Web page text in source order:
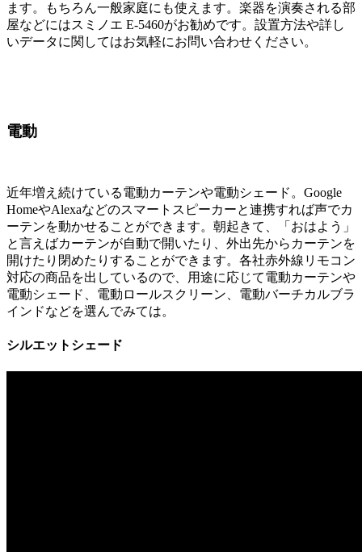
ます。もちろん一般家庭にも使えます。楽器を演奏される部
屋などにはスミノエ E-5460がお勧めです。設置方法や詳し
いデータに関してはお気軽にお問い合わせください。
電動
近年増え続けている電動カーテンや電動シェード。Google
HomeやAlexaなどのスマートスピーカーと連携すれば声でカ
ーテンを動かせることができます。朝起きて、「おはよう」
と言えばカーテンが自動で開いたり、外出先からカーテンを
開けたり閉めたりすることができます。各社赤外線リモコン
対応の商品を出しているので、用途に応じて電動カーテンや
電動シェード、電動ロールスクリーン、電動バーチカルブラ
インドなどを選んでみては。
シルエットシェード